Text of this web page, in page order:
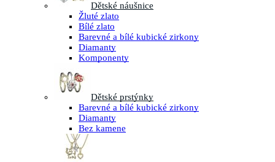
Dětské náušnice
Žluté zlato
Bílé zlato
Barevné a bílé kubické zirkony
Diamanty
Komponenty
Dětské prstýnky
Barevné a bílé kubické zirkony
Diamanty
Bez kamene